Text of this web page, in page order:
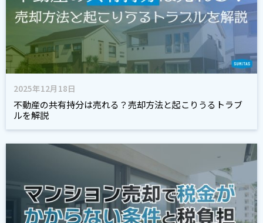
2025年12月18日
不動産の共有持分は売れる？売却方法と起こりうるトラブ
ルを解説